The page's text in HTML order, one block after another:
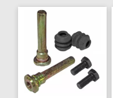
Anel Segmento
Anel de Vedação O-Ring
Anilhas
Anilhas de Marcação
Antenas